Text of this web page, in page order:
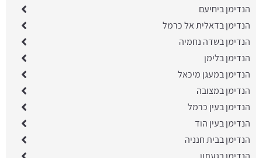
הנדימן ביחיעם
הנדימן בדאלית אל כרמל
הנדימן בשדה נחמיה
הנדימן בלימן
הנדימן במעגן מיכאל
הנדימן במצובה
הנדימן בעין כרמל
הנדימן בעין הוד
הנדימן בבית חנניה